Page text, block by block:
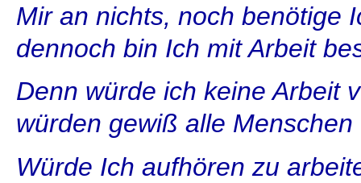
Mir an nichts, noch benötige
dennoch bin Ich mit Arbeit
Denn würde ich keine Arbeit
würden gewiß alle
Würde Ich aufhören zu